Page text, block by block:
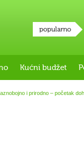
popularno
Kućni budžet
i prirodno – početak